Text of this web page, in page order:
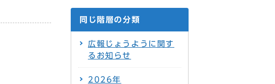
同じ階層の分類
広報じょうように関す
るお知らせ
2026年